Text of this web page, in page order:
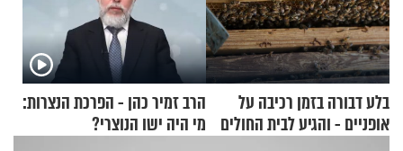
בלע דבורה בזמן רכיבה על
אופניים - והגיע לבית החולים
הרב זמיר כהן - הפרכת הנצרות:
מי היה ישו הנוצרי?